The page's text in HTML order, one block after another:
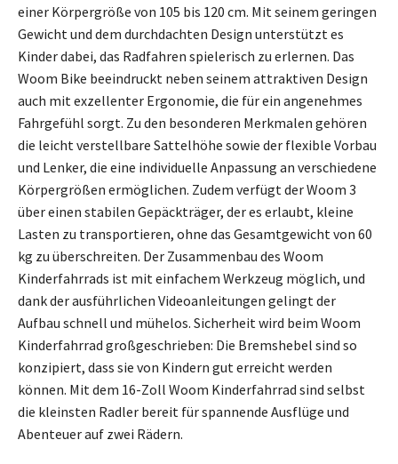
einer Körpergröße von 105 bis 120 cm. Mit seinem geringen
Gewicht und dem durchdachten Design unterstützt es
Kinder dabei, das Radfahren spielerisch zu erlernen. Das
Woom Bike beeindruckt neben seinem attraktiven Design
auch mit exzellenter Ergonomie, die für ein angenehmes
Fahrgefühl sorgt. Zu den besonderen Merkmalen gehören
die leicht verstellbare Sattelhöhe sowie der flexible Vorbau
und Lenker, die eine individuelle Anpassung an verschiedene
Körpergrößen ermöglichen. Zudem verfügt der Woom 3
über einen stabilen Gepäckträger, der es erlaubt, kleine
Lasten zu transportieren, ohne das Gesamtgewicht von 60
kg zu überschreiten. Der Zusammenbau des Woom
Kinderfahrrads ist mit einfachem Werkzeug möglich, und
dank der ausführlichen Videoanleitungen gelingt der
Aufbau schnell und mühelos. Sicherheit wird beim Woom
Kinderfahrrad großgeschrieben: Die Bremshebel sind so
konzipiert, dass sie von Kindern gut erreicht werden
können. Mit dem 16-Zoll Woom Kinderfahrrad sind selbst
die kleinsten Radler bereit für spannende Ausflüge und
Abenteuer auf zwei Rädern.